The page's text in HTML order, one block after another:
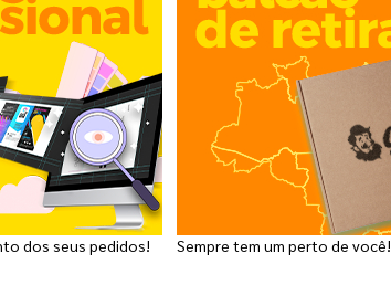
dos seus pedidos! Sempre tem um perto de você!